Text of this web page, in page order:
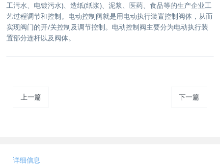
工污水、电镀污水)、造纸(纸浆)、泥浆、医药、食品等的生产企业工
艺过程调节和控制。电动控制阀就是用电动执行装置控制阀体，从而
实现阀门的开/关控制及调节控制。电动控制阀主要分为电动执行装
置部分连杆以及阀体。
上一篇 下一篇
详细信息